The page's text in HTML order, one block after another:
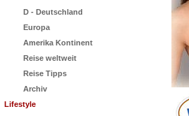
D - Deutschland
Europa
Amerika Kontinent
Reise weltweit
Reise Tipps
Archiv
Lifestyle